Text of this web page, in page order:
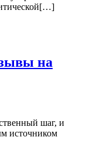
на
шаг, и
источником